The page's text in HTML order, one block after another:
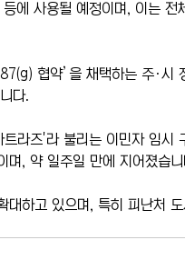
에 사용될 예정이며, 이는 전
협약’을 채택하는 주·시
다.
라즈'라 불리는 이민자 임시
며, 약 일주일 만에 지어졌습니
하고 있으며, 특히 피난처